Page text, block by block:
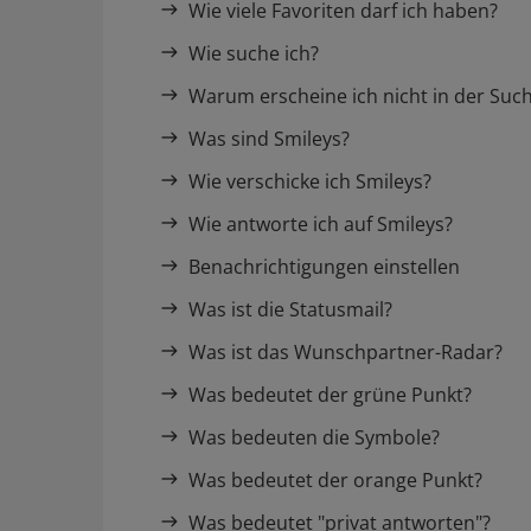
Wie viele Favoriten darf ich haben?
Wie suche ich?
Warum erscheine ich nicht in der
Was sind Smileys?
Wie verschicke ich Smileys?
Wie antworte ich auf Smileys?
Benachrichtigungen einstellen
Was ist die Statusmail?
Was ist das Wunschpartner-Radar?
Was bedeutet der grüne Punkt?
Was bedeuten die Symbole?
Was bedeutet der orange Punkt?
Was bedeutet "privat antworten"?